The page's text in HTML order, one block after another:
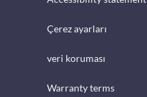
Çerez ayarları
veri koruması
Warranty terms